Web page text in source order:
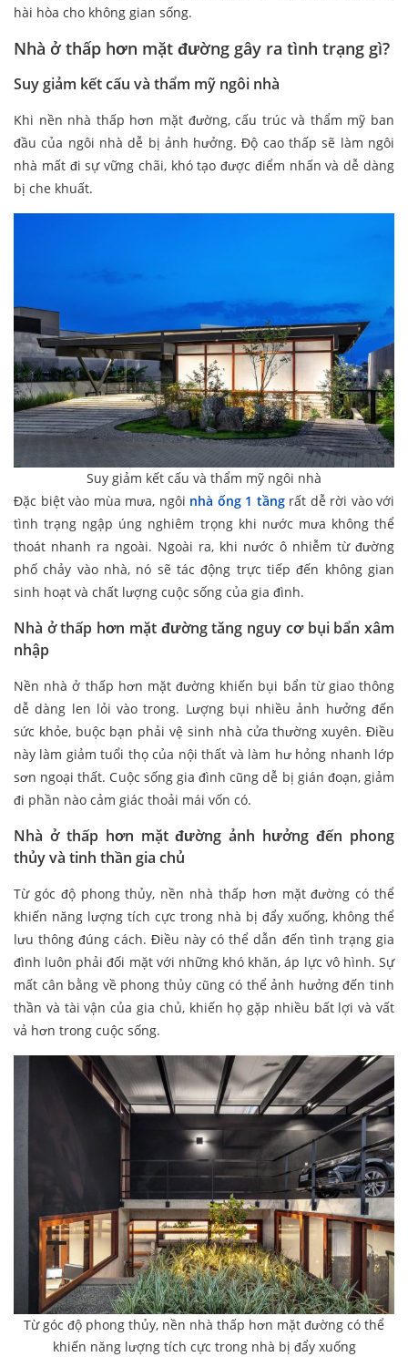
hài hòa cho không gian sống.
Nhà ở thấp hơn mặt đường gây ra tình trạng gì?
Suy giảm kết cấu và thẩm mỹ ngôi nhà
Khi nền nhà thấp hơn mặt đường, cấu trúc và thẩm mỹ ban
đầu của ngôi nhà dễ bị ảnh hưởng. Độ cao thấp sẽ làm ngôi
nhà mất đi sự vững chãi, khó tạo được điểm nhấn và dễ dàng
bị che khuất.
Suy giảm kết cấu và thẩm mỹ ngôi nhà
Đặc biệt vào mùa mưa, ngôi nhà ống 1 tầng rất dễ rời vào với
tình trạng ngập úng nghiêm trọng khi nước mưa không thể
thoát nhanh ra ngoài. Ngoài ra, khi nước ô nhiễm từ đường
phố chảy vào nhà, nó sẽ tác động trực tiếp đến không gian
sinh hoạt và chất lượng cuộc sống của gia đình.
Nhà ở thấp hơn mặt đường tăng nguy cơ bụi bẩn xâm
nhập
Nền nhà ở thấp hơn mặt đường khiến bụi bẩn từ giao thông
dễ dàng len lỏi vào trong. Lượng bụi nhiều ảnh hưởng đến
sức khỏe, buộc bạn phải vệ sinh nhà cửa thường xuyên. Điều
này làm giảm tuổi thọ của nội thất và làm hư hỏng nhanh lớp
sơn ngoại thất. Cuộc sống gia đình cũng dễ bị gián đoạn, giảm
đi phần nào cảm giác thoải mái vốn có.
Nhà ở thấp hơn mặt đường ảnh hưởng đến phong
thủy và tinh thần gia chủ
Từ góc độ phong thủy, nền nhà thấp hơn mặt đường có thể
khiến năng lượng tích cực trong nhà bị đẩy xuống, không thể
lưu thông đúng cách. Điều này có thể dẫn đến tình trạng gia
đình luôn phải đối mặt với những khó khăn, áp lực vô hình. Sự
mất cân bằng về phong thủy cũng có thể ảnh hưởng đến tinh
thần và tài vận của gia chủ, khiến họ gặp nhiều bất lợi và vất
vả hơn trong cuộc sống.
Từ góc độ phong thủy, nền nhà thấp hơn mặt đường có thể
khiến năng lượng tích cực trong nhà bị đẩy xuống